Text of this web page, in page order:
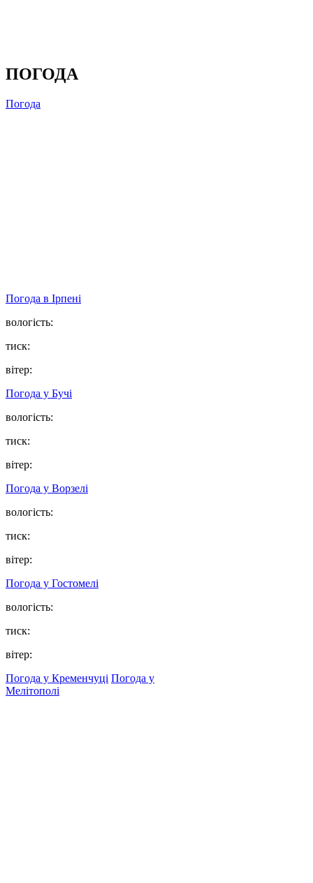
ПОГОДА
Погода
Погода в Ірпені
вологість:
тиск:
вітер:
Погода у Бучі
вологість:
тиск:
вітер:
Погода у Ворзелі
вологість:
тиск:
вітер:
Погода у Гостомелі
вологість:
тиск:
вітер:
Погода у Кременчуці Погода у
Мелітополі